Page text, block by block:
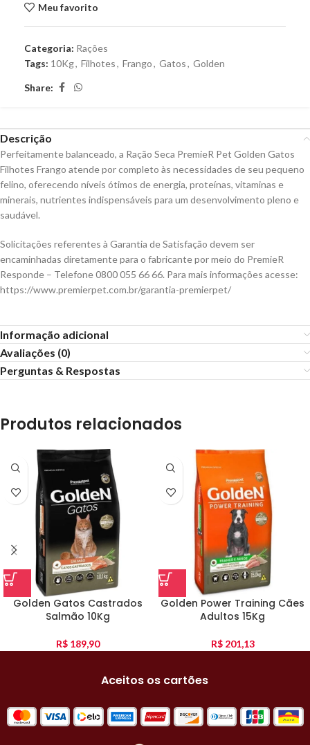
Meu favorito
Categoria: Rações
Tags: 10Kg, Filhotes, Frango, Gatos, Golden
Share:
Descrição
Perfeitamente balanceado, a Ração Seca PremieR Pet Golden Gatos
Filhotes Frango atende por completo às necessidades de seu pequeno
felino, oferecendo níveis ótimos de energia, proteínas, vitaminas e
minerais, nutrientes indispensáveis para um desenvolvimento pleno e
saudável.
Solicitações referentes à Garantia de Satisfação devem ser
encaminhadas diretamente para o fabricante por meio do PremieR
Responde – Telefone 0800 055 66 66. Para mais informações acesse:
https://www.premierpet.com.br/garantia-premierpet/
Informação adicional
Avaliações (0)
Perguntas & Respostas
Produtos relacionados
Golden Gatos Castrados
Salmão 10Kg
R$189,90
Golden Power Training Cães
Adultos 15Kg
R$201,13
Aceitos os cartões